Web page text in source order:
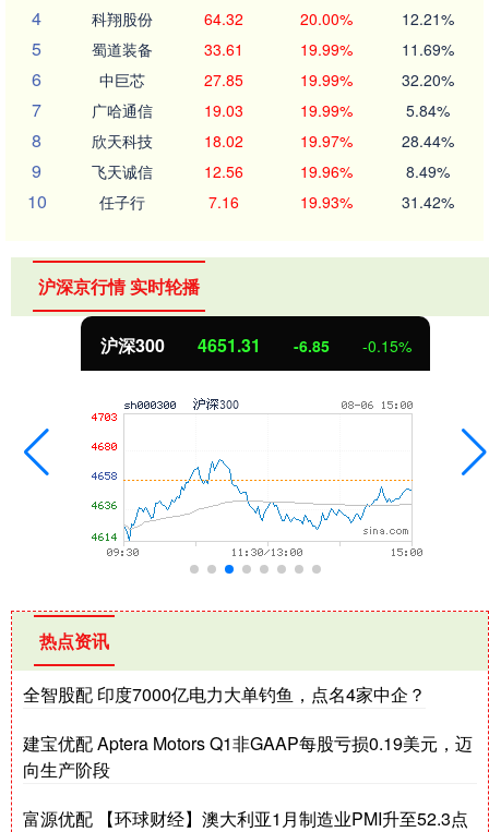
4 科翔股份 64.32 20.00% 12.21%
5 蜀道装备 33.61 19.99% 11.69%
6 中巨芯 27.85 19.99% 32.20%
7 广哈通信 19.03 19.99% 5.84%
8 欣天科技 18.02 19.97% 28.44%
9 飞天诚信 12.56 19.96% 8.49%
10 任子行 7.16 19.93% 31.42%
沪深京行情 实时轮播
北证50 1122.88 3.42 0.30%
热点资讯
全智股配 印度7000亿电力大单钓鱼，点名4家中企？
建宝优配 Aptera Motors Q1非GAAP每股亏损0.19美元，迈
向生产阶段
富源优配 【环球财经】澳大利亚1月制造业PMI升至52.3点